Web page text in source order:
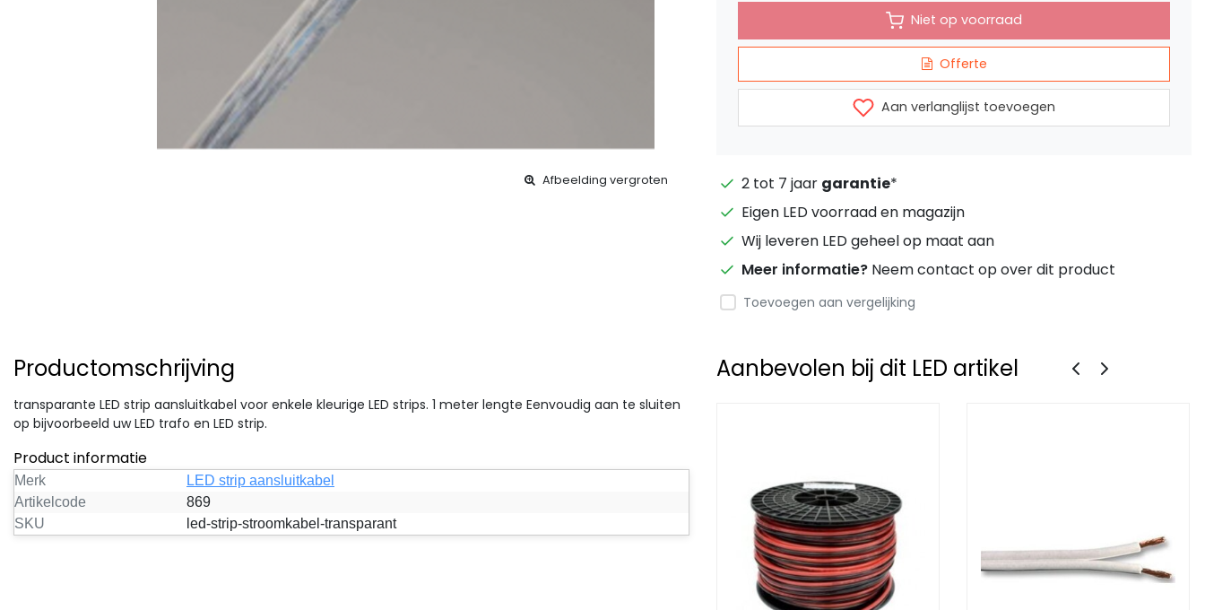
Afbeelding vergroten
Niet op voorraad
Offerte
Aan verlanglijst toevoegen
2 tot 7 jaar garantie*
Eigen LED voorraad en magazijn
Wij leveren LED geheel op maat aan
Meer informatie? Neem contact op over dit product
Toevoegen aan vergelijking
Productomschrijving
transparante LED strip aansluitkabel voor enkele kleurige LED strips. 1 meter lengte Eenvoudig aan te sluiten
op bijvoorbeeld uw LED trafo en LED strip.
Product informatie
Merk
LED strip aansluitkabel
Artikelcode
869
SKU
led-strip-stroomkabel-transparant
Aanbevolen bij dit LED artikel